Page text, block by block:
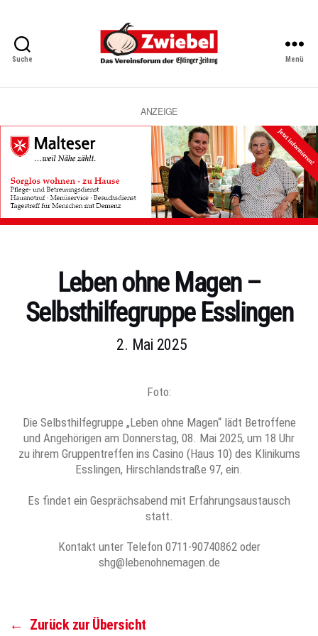
Suche
Vereinsforum
Eßlinger
Zeitung
Menü
ANZEIGE
Leben ohne Magen –
Selbsthilfegruppe Esslingen
2. Mai 2025
Foto:
Die Selbsthilfegruppe „Leben ohne Magen“ lädt Betroffene
und Angehörigen am Donnerstag, 08. Mai 2025, um 18 Uhr
zu ihrem Gruppentreffen ins Casino (Haus 10) des Klinikums
Esslingen, Hirschlandstraße 97, ein.
Es findet ein Gesprächsabend mit Erfahrungsaustausch
statt.
Kontakt unter Telefon 0711-90740862 oder
shg@lebenohnemagen.de
← Zurück zur Übersicht